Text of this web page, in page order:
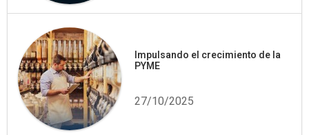
Impulsando el crecimiento de la
PYME
27/10/2025